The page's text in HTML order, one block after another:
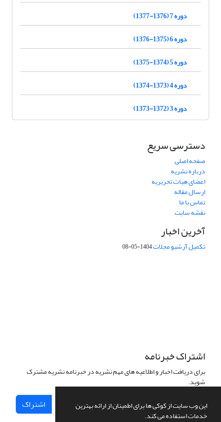
این وب سایت از کوکی ها برای اطمینان از ارائه بهترین
خدمات استفاده می کند.
دوره 7 (1376-1377)
دوره 6 (1375-1376)
دوره 5 (1374-1375)
دوره 4 (1373-1374)
دوره 3 (1372-1373)
دسترسی سریع
صفحه اصلی
درباره نشریه
اعضای هیات تحریریه
ارسال مقاله
تماس با ما
نقشه سایت
آخرین اخبار
تکمیل آرشیو مجلات1404-05-08
اشتراک خبرنامه
برای دریافت اخبار و اطلاعیه های مهم نشریه در خبرنامه نشریه مشترک
شوید.
اشتراک